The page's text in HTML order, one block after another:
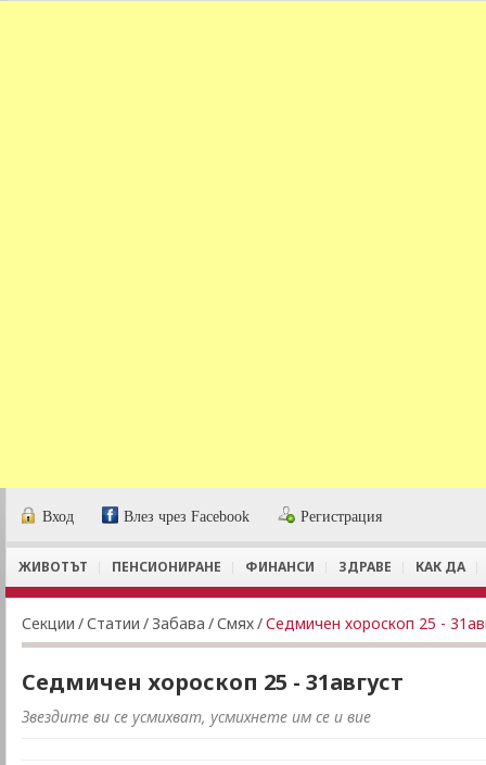
Вход Влез чрез Facebook Регистрация
ЖИВОТЪТ ПЕНСИОНИРАНЕ ФИНАНСИ ЗДРАВЕ КАК ДА
Секции /Статии / Забава /Смях/Седмичен хороскоп 25 -
Седмичен хороскоп 25 - 31август
Звездите ви се усмихват, усмихнете им се и вие